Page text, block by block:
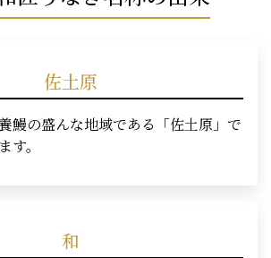
佐土原
鰻の盛んな地域である「佐土原」で
す。
和